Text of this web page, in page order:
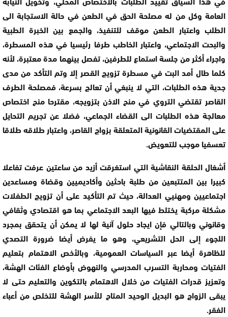
العامة وكل من له مصلحة الحق في الطعن في حالة الاستجابة الى
الطلب واعتبار الطعن موقف للتنفيذ، والجمع بين الخبرة الطبية
والبحت الاجتماعي، واعتبار الخاطب طرفا رئيسيا في هذه المسطرة،
واجراء أكثر من جلسة استماع للطرفين، تفصل بينهما مدة معتبرة، لأنه
كلما طال أمد البت في مسطرة تزويج القصر إلا وتم التأكد من مدى
جدية هذه الطلبات، التي لا ينبغي أن تعالج بسرعة، فمصلحة الطرف
القاصر تقتضي التروي في منح الاذن بتزويجه، مقترحا منح اختصاص
معالجة هذه الطلبات الى القضاء الجماعي، فضلا عن تجريم التحايل
على المقتضيات القانونية المتعلقة بزواج القاصر، واعتبار طلاقه طلاقا
تعسفيا موجب للتعويض.
أشغال الحلقة النقاشية التي استغرقت أزيد من ساعتين عرفت تفاعلا
كبيرا بين المتتبعين من طلبة باحثين وأكاديميين وقضاة ومساعدين
اجتماعيين ومهنيي العدالة، حيث تم التأكيد على أن تزويج الطفلات
مشكلة مركبة يختلط فيها البعد الاجتماعي بما هو اقتصادي وثقافي
وقانوني وبالتالي فإن ايجاد حلول آنية لها لا يمكن أن يتحقق بمجرد
اللجوء إلى الحل التشريعي، وهو ما يفرض أيضا ضرورة التصدي
للظاهرة أيضا عبر السياسات العمومية، وبالأخص الاهتمام بتعليم
الفتيات ومحاربة التسرب المدرسي والنهوض بأوضاع الفئات الهشة،
وتعزيز قدرات الفتيات من خلال الاهتمام بالتكوين والتعليم حتى لا
يبقى الزواج هو البديل الوحيد المتاح للأسر الهشة للتخلص من أعباء
الفقر.